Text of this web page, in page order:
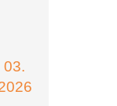
03.